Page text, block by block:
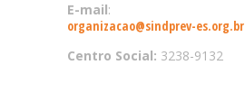
E-mail:
organizacao@sindprev-es.org.br
Centro Social: 3238-9132